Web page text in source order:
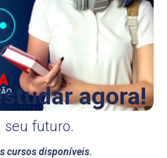
agora!
seu futuro.
cursos disponíveis.